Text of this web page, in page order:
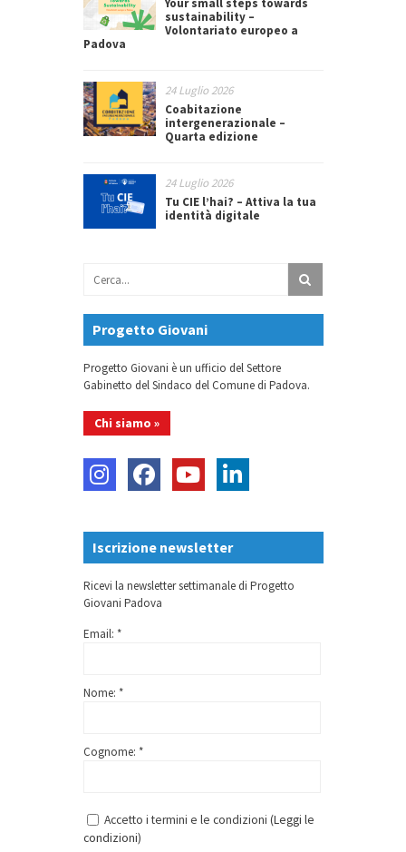
Your small steps towards
sustainability –
Volontariato europeo a
Padova
24 Luglio 2026
Coabitazione
intergenerazionale –
Quarta edizione
24 Luglio 2026
Tu CIE l’hai? – Attiva la tua
identità digitale
Progetto Giovani
Progetto Giovani è un ufficio del Settore
Gabinetto del Sindaco del Comune di Padova.
Chi siamo »
Iscrizione newsletter
Ricevi la newsletter settimanale di Progetto
Giovani Padova
Email: *
Nome: *
Cognome: *
Accetto i termini e le condizioni (Leggi le
condizioni)